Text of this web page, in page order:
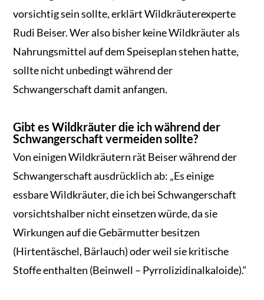
vorsichtig sein sollte, erklärt Wildkräuterexperte
Rudi Beiser. Wer also bisher keine Wildkräuter als
Nahrungsmittel auf dem Speiseplan stehen hatte,
sollte nicht unbedingt während der
Schwangerschaft damit anfangen.
Gibt es Wildkräuter die ich während der
Schwangerschaft vermeiden sollte?
Von einigen Wildkräutern rät Beiser während der
Schwangerschaft ausdrücklich ab: „Es einige
essbare Wildkräuter, die ich bei Schwangerschaft
vorsichtshalber nicht einsetzen würde, da sie
Wirkungen auf die Gebärmutter besitzen
(Hirtentäschel, Bärlauch) oder weil sie kritische
Stoffe enthalten (Beinwell – Pyrrolizidinalkaloide).“